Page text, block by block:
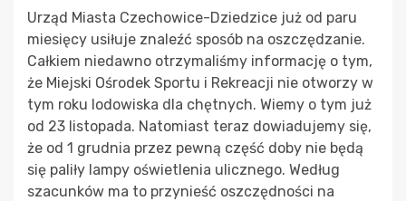
Urząd Miasta Czechowice-Dziedzice już od paru
miesięcy usiłuje znaleźć sposób na oszczędzanie.
Całkiem niedawno otrzymaliśmy informację o tym,
że Miejski Ośrodek Sportu i Rekreacji nie otworzy w
tym roku lodowiska dla chętnych. Wiemy o tym już
od 23 listopada. Natomiast teraz dowiadujemy się,
że od 1 grudnia przez pewną część doby nie będą
się paliły lampy oświetlenia ulicznego. Według
szacunków ma to przynieść oszczędności na